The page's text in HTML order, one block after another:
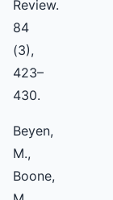
Review.
84
(3),
423–
430.
Beyen,
M.,
Boone,